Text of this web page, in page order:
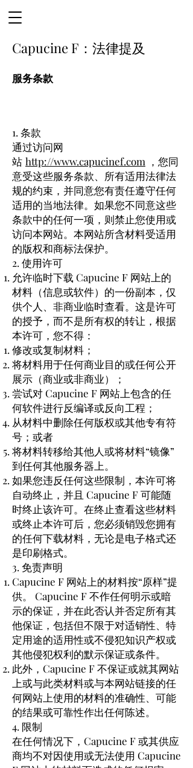
Capucine F：法律提及
服务条款
1. 条款
通过访问网
站 http://www.capucinef.com ，您同
意受这些服务条款、所有适用法律法
规的约束，并同意您有责任遵守任何
适用的当地法律。如果您不同意这些
条款中的任何一项，则禁止您使用或
访问本网站。本网站所含材料受适用
的版权和商标法保护。
2. 使用许可
允许临时下载 Capucine F 网站上的
材料（信息或软件）的一份副本，仅
供个人、非商业临时查看。这是许可
的授予，而不是所有权的转让，根据
本许可，您不得：
修改或复制材料；
将材料用于任何商业目的或任何公开
展示（商业或非商业）；
尝试对 Capucine F 网站上包含的任
何软件进行反编译或反向工程；
从材料中删除任何版权或其他专有符
号；或者
将材料转移给其他人或将材料“镜像”
到任何其他服务器上。
如果您违反任何这些限制，本许可将
自动终止，并且 Capucine F 可能随
时终止该许可。在终止查看这些材料
或终止本许可后，您必须销毁您拥有
的任何下载材料，无论是电子格式还
是印刷格式。
3. 免责声明
Capucine F 网站上的材料按“原样”提
供。 Capucine F 不作任何明示或暗
示的保证，并在此否认并否定所有其
他保证，包括但不限于对适销性、特
定用途的适用性或不侵犯知识产权或
其他侵犯权利的默示保证或条件。
此外，Capucine F 不保证或就其网站
上或与此类材料或与本网站链接的任
何网站上使用的材料的准确性、可能
的结果或可靠性作出任何陈述。
4. 限制
在任何情况下，Capucine F 或其供应
商均不对因使用或无法使用 Capucine